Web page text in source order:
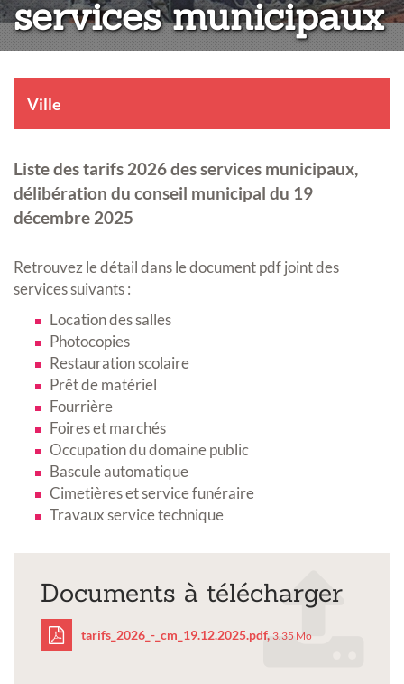
services municipaux
Ville
Liste des tarifs 2026 des services municipaux,
délibération du conseil municipal du 19
décembre 2025
Retrouvez le détail dans le document pdf joint des
services suivants :
Location des salles
Photocopies
Restauration scolaire
Prêt de matériel
Fourrière
Foires et marchés
Occupation du domaine public
Bascule automatique
Cimetières et service funéraire
Travaux service technique
Documents à télécharger
tarifs_2026_-_cm_19.12.2025.pdf, 3.35 Mo